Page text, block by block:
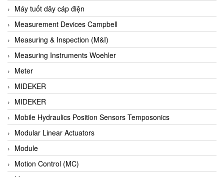
Barel Vietnam
Barksdale
Bartec
Basco
Baumer
Baumuller Vietnam
Baykee
BBC Bircher Smart Access
BCS ITALY
BEA SENSORS
Beacon Extender
Máy tuốt dây cáp điện
Measurement Devices Campbell
Measuring & Inspection (M&I)
Measuring Instruments Woehler
Meter
MIDEKER
MIDEKER
Mobile Hydraulics Position Sensors Temposonics
Modular Linear Actuators
Module
Motion Control (MC)